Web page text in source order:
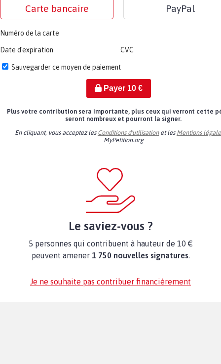
Carte bancaire PayPal
Numéro de la carte
Date d'expiration CVC
Sauvegarder ce moyen de paiement
Payer 10€
Plus votre contribution sera importante, plus ceux qui verront cette
seront nombreux et pourront la signer.
En cliquant, vous acceptez les Conditions d'utilisationet les Mentions
MyPetition.org
Le saviez-vous ?
5 personnes qui contribuent à hauteur de 10 €
peuvent amener 1 750 nouvelles signatures.
Je ne souhaite pas contribuer financièrement